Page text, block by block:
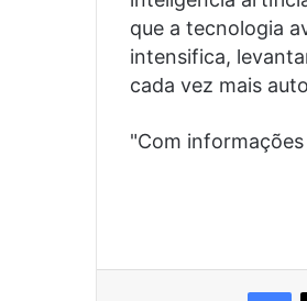
que a tecnologia
intensifica,
cada vez mais
"Com informações